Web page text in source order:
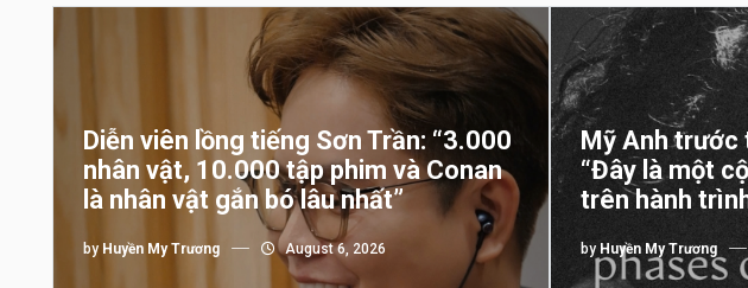
Diễn viên lồng tiếng Sơn Trần: “3.000
nhân vật, 10.000 tập phim và Conan
là nhân vật gắn bó lâu nhất”
by Huyền My Trương August 6, 2026
Mỹ Anh trước
“Đây là một
trên hành
by Huyền My Trương